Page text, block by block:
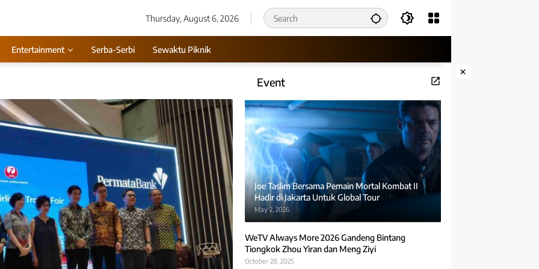
Thursday, August 6, 2026
Entertainment Serba-Serbi Sewaktu Piknik
×
Event
Joe Taslim Bersama Pemain Mortal Kombat II
Hadir di Jakarta Untuk Global Tour
May 2, 2026
WeTV Always More 2026 Gandeng Bintang
Tiongkok Zhou Yiran dan Meng Ziyi
October 28, 2025